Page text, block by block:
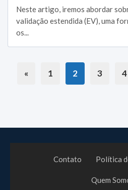
Neste artigo, iremos abordar
validação estendida (EV), uma
os...
« 1 2 3 4
Contato Política
Quem